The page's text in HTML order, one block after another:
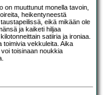
on muuttunut monella tavoin,
heikentyneestä
eikä mikään ole
ja kaiketi hiljaa
satiiria ja ironiaa.
toimivia vekkuleita. Aika
toisinaan noukkia